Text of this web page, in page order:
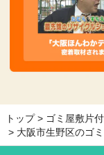
トップ ゴミ屋敷片
大阪市生野区のゴ